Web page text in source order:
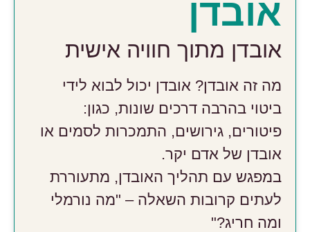
אובדן
אובדן מתוך חוויה אישית
מה זה אובדן? אובדן יכול לבוא לידי
ביטוי בהרבה דרכים שונות, כגון:
פיטורים, גירושים, התמכרות לסמים או
אובדן של אדם יקר.
במפגש עם תהליך האובדן, מתעוררת
לעתים קרובות השאלה – "מה נורמלי
ומה חריג?"